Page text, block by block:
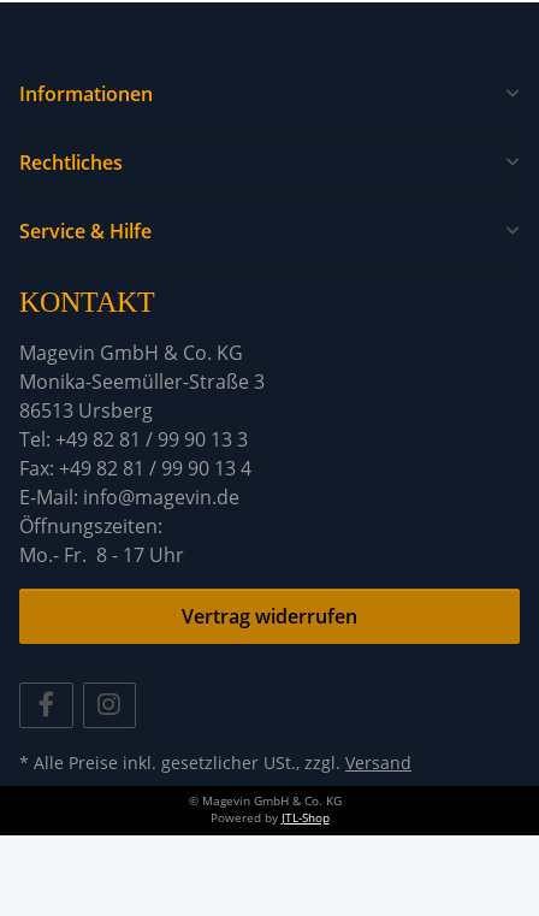
Informationen
Rechtliches
Service & Hilfe
KONTAKT
Magevin GmbH & Co. KG
Monika-Seemüller-Straße 3
86513 Ursberg
Tel: +49 82 81 / 99 90 13 3
Fax: +49 82 81 / 99 90 13 4
E-Mail: info@magevin.de
Mo.- Fr. 8 - 17 Uhr
Vertrag widerrufen
* Alle Preise inkl. gesetzlicher USt., zzgl. Versand
© Magevin GmbH & Co. KG
Powered by JTL-Shop